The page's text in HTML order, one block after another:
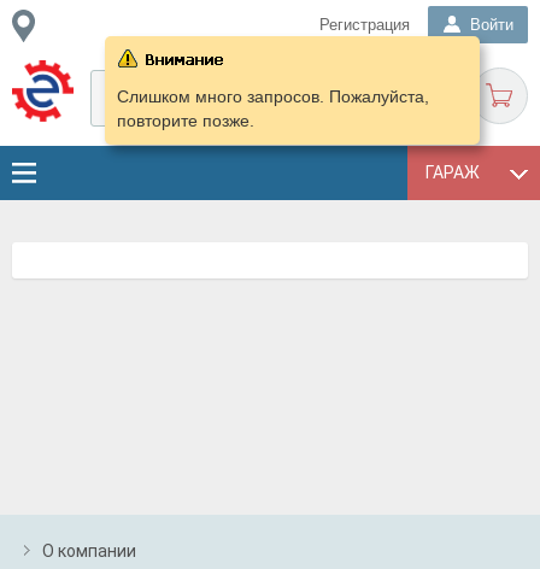
Регистрация Войти
ГАРАЖ
Слишком много запросов. Пожалуйста,
повторите позже.
О компании